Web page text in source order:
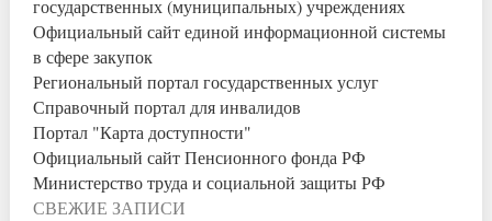
государственных (муниципальных) учреждениях
Официальный сайт единой информационной системы
в сфере закупок
Региональный портал государственных услуг
Справочный портал для инвалидов
Портал "Карта доступности"
Официальный сайт Пенсионного фонда РФ
Министерство труда и социальной защиты РФ
СВЕЖИЕ ЗАПИСИ